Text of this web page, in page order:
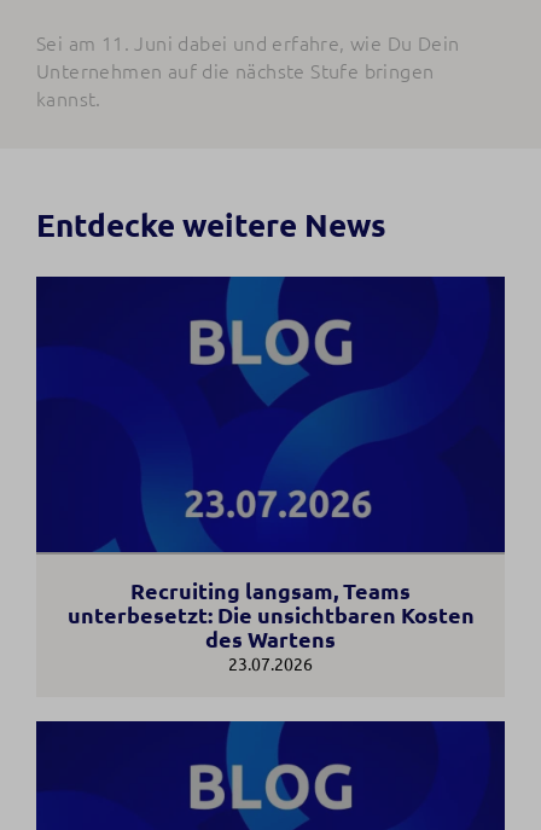
Sei am 11. Juni dabei und erfahre, wie Du Dein
Unternehmen auf die nächste Stufe bringen
kannst.
Entdecke weitere News
Recruiting langsam, Teams
unterbesetzt: Die unsichtbaren Kosten
des Wartens
23.07.2026